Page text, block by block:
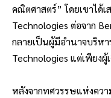
คณิตศาสตร์” โดยเขาได้
Technologies ต่อจาก
กลายเป็นผู้มีอำนาจบริหา
Technologies แต่เพียงผู้
หลังจากทศวรรษแห่งควา